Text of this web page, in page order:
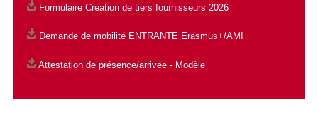
Formulaire Création de tiers fournisseurs 2026
Demande de mobilité ENTRANTE Erasmus+/AMI
Attestation de présence/arrivée - Modèle